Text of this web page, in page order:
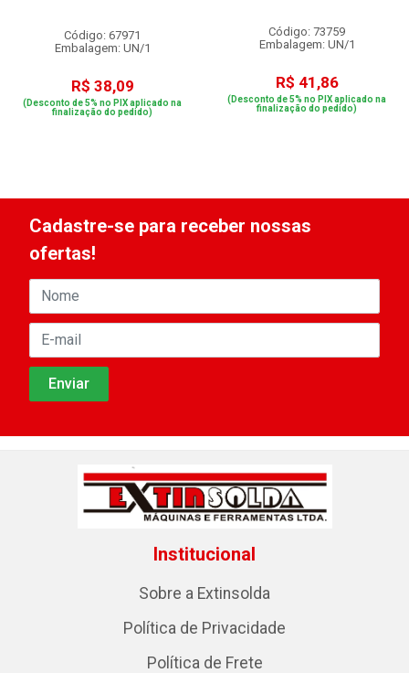
Código: 67971
Embalagem: UN/1
R$ 38,09
(Desconto de 5% no PIX aplicado na
finalização do pedido)
Código: 73759
Embalagem: UN/1
R$ 41,86
(Desconto de 5% no PIX aplicado na
finalização do pedido)
Cadastre-se para receber nossas
ofertas!
Institucional
Sobre a Extinsolda
Política de Privacidade
Política de Frete